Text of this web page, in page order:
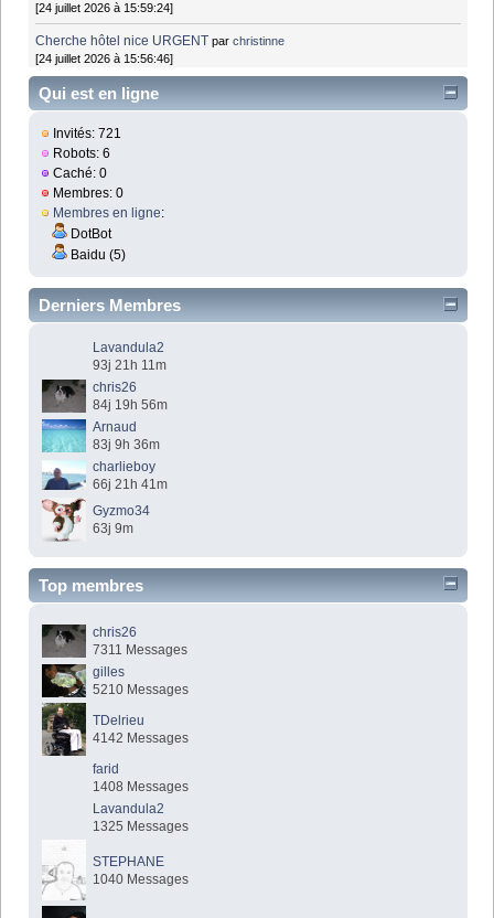
[24 juillet 2026 à 15:59:24]
Cherche hôtel nice URGENT parchristinne
[24 juillet 2026 à 15:56:46]
Qui est en ligne
Invités: 721
Robots: 6
Caché: 0
Membres: 0
Membres en ligne:
DotBot
Baidu (5)
Derniers Membres
Lavandula2
93j 21h 11m
chris26
84j 19h 56m
Arnaud
83j 9h 36m
charlieboy
66j 21h 41m
Gyzmo34
63j 9m
Top membres
chris26
7311 Messages
gilles
5210 Messages
TDelrieu
4142 Messages
farid
1408 Messages
Lavandula2
1325 Messages
STEPHANE
1040 Messages